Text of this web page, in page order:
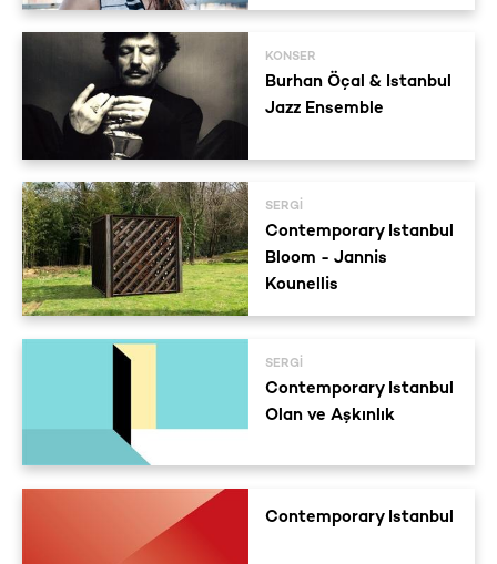
KONSER
Burhan Öçal & Istanbul
Jazz Ensemble
SERGI
Contemporary Istanbul
Bloom - Jannis
Kounellis
SERGI
Contemporary Istanbul
Olan ve Aşkınlık
Contemporary Istanbul